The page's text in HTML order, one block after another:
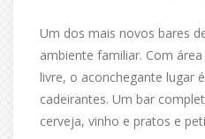
Um dos mais novos bares
ambiente familiar. Com
livre, o aconchegante lugar
cadeirantes. Um bar
cerveja, vinho e pratos e